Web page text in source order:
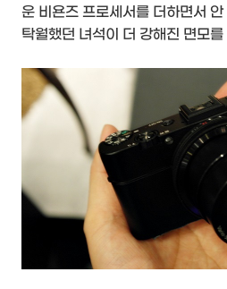
운 비욘즈 프로세서를 더하면서 안
탁월했던 녀석이 더 강해진 면모